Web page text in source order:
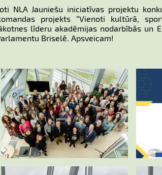
NLA Jauniešu iniciatīvas projektu
projekts “Vienoti kultūrā,
līderu akadēmijas nodarbībās un
Briselē. Apsveicam!